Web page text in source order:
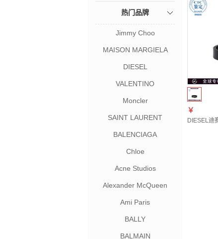
热门品牌
Jimmy Choo
MAISON MARGIELA
DIESEL
VALENTINO
Moncler
SAINT LAURENT
BALENCIAGA
Chloe
Acne Studios
Alexander McQueen
Ami Paris
BALLY
BALMAIN
￥
DIESEL迪